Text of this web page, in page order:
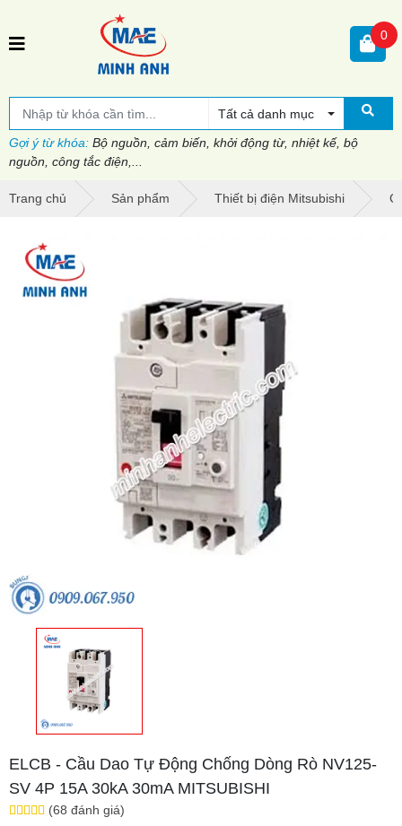
Tất cả danh mục
Gợi ý từ khóa: Bộ nguồn, cảm biến, khởi động từ, nhiệt kế, bộ
nguồn, công tắc điện,...
0
Trang chủ Sản phẩm Thiết bị điện Mitsubishi
ELCB - Cầu Dao Tự Động Chống Dòng Rò NV125-
SV 4P 15A 30kA 30mA MITSUBISHI
(68 đánh giá)